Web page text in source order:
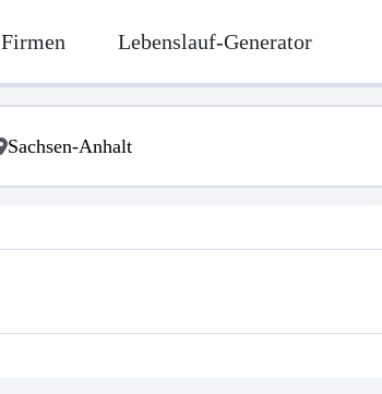
Firmen Lebenslauf-Generator